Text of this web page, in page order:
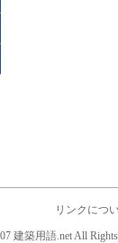
リンクにつ
建築用語.net All Rights